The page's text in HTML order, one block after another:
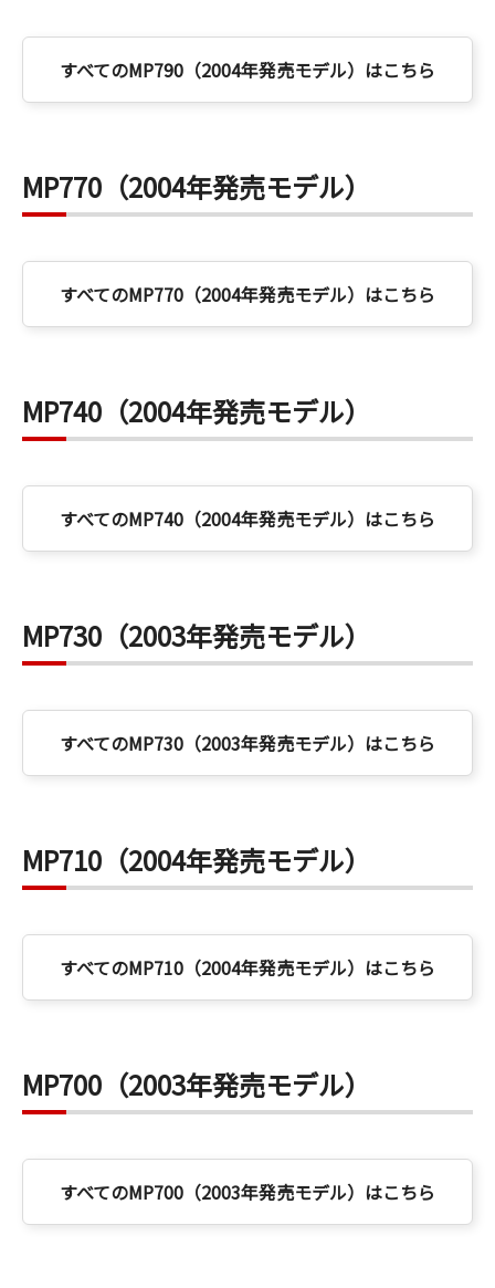
すべてのMP790（2004年発売モデル）はこちら
MP770（2004年発売モデル）
すべてのMP770（2004年発売モデル）はこちら
MP740（2004年発売モデル）
すべてのMP740（2004年発売モデル）はこちら
MP730（2003年発売モデル）
すべてのMP730（2003年発売モデル）はこちら
MP710（2004年発売モデル）
すべてのMP710（2004年発売モデル）はこちら
MP700（2003年発売モデル）
すべてのMP700（2003年発売モデル）はこちら